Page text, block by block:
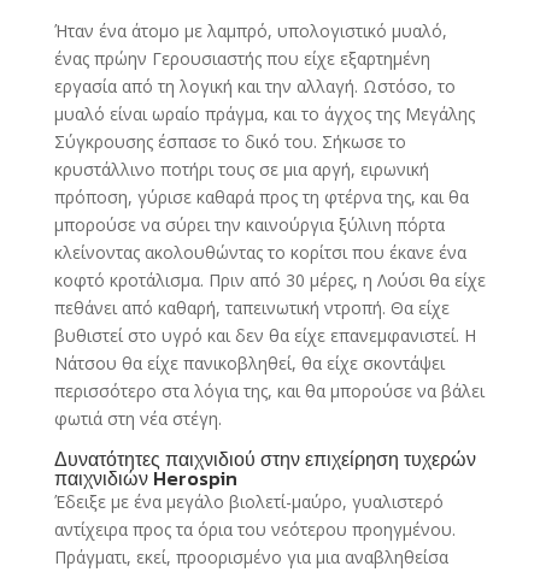
Ήταν ένα άτομο με λαμπρό, υπολογιστικό μυαλό,
ένας πρώην Γερουσιαστής που είχε εξαρτημένη
εργασία από τη λογική και την αλλαγή. Ωστόσο, το
μυαλό είναι ωραίο πράγμα, και το άγχος της Μεγάλης
Σύγκρουσης έσπασε το δικό του. Σήκωσε το
κρυστάλλινο ποτήρι τους σε μια αργή, ειρωνική
πρόποση, γύρισε καθαρά προς τη φτέρνα της, και θα
μπορούσε να σύρει την καινούργια ξύλινη πόρτα
κλείνοντας ακολουθώντας το κορίτσι που έκανε ένα
κοφτό κροτάλισμα. Πριν από 30 μέρες, η Λούσι θα είχε
πεθάνει από καθαρή, ταπεινωτική ντροπή. Θα είχε
βυθιστεί στο υγρό και δεν θα είχε επανεμφανιστεί. Η
Νάτσου θα είχε πανικοβληθεί, θα είχε σκοντάψει
περισσότερο στα λόγια της, και θα μπορούσε να βάλει
φωτιά στη νέα στέγη.
Δυνατότητες παιχνιδιού στην επιχείρηση τυχερών
παιχνιδιών Herospin
Έδειξε με ένα μεγάλο βιολετί-μαύρο, γυαλιστερό
αντίχειρα προς τα όρια του νεότερου προηγμένου.
Πράγματι, εκεί, προορισμένο για μια αναβληθείσα